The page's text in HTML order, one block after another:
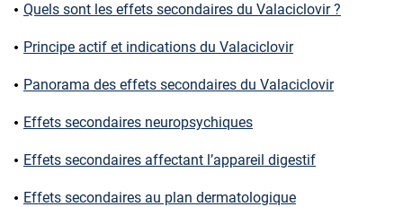
Quels sont les effets secondaires du Valaciclovir ?
Principe actif et indications du Valaciclovir
Panorama des effets secondaires du Valaciclovir
Effets secondaires neuropsychiques
Effets secondaires affectant l’appareil digestif
Effets secondaires au plan dermatologique